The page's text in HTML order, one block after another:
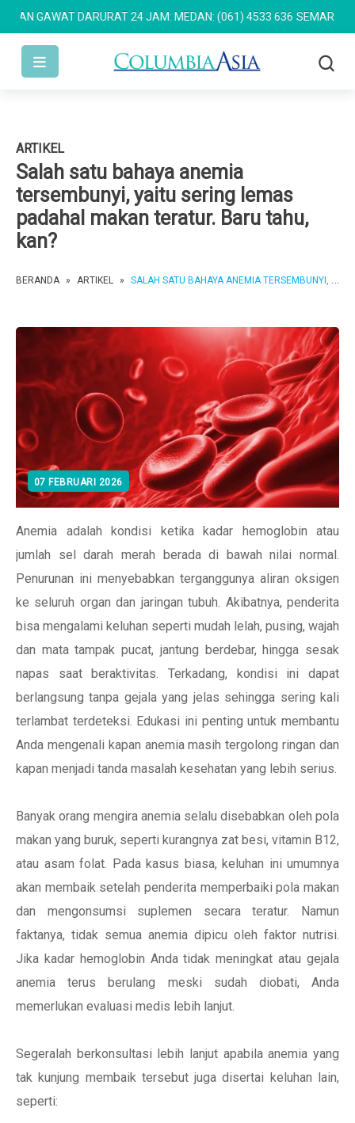
GAWAT DARURAT 24 JAM: MEDAN: (061) 4533 636 SEMARANG:
ARTIKEL
Salah satu bahaya anemia
tersembunyi, yaitu sering lemas
padahal makan teratur. Baru tahu,
kan?
BERANDA » ARTIKEL » SALAH SATU BAHAYA ANEMIA TERSEMBUNYI, YAITU SERING LEMAS PADAHAL MAKAN TERATUR. BARU TAHU, KAN?
07 FEBRUARI 2026
Anemia adalah kondisi ketika kadar hemoglobin atau
jumlah sel darah merah berada di bawah nilai normal.
Penurunan ini menyebabkan terganggunya aliran oksigen
ke seluruh organ dan jaringan tubuh. Akibatnya, penderita
bisa mengalami keluhan seperti mudah lelah, pusing, wajah
dan mata tampak pucat, jantung berdebar, hingga sesak
napas saat beraktivitas. Terkadang, kondisi ini dapat
berlangsung tanpa gejala yang jelas sehingga sering kali
terlambat terdeteksi. Edukasi ini penting untuk membantu
Anda mengenali kapan anemia masih tergolong ringan dan
kapan menjadi tanda masalah kesehatan yang lebih serius.
Banyak orang mengira anemia selalu disebabkan oleh pola
makan yang buruk, seperti kurangnya zat besi, vitamin B12,
atau asam folat. Pada kasus biasa, keluhan ini umumnya
akan membaik setelah penderita memperbaiki pola makan
dan mengonsumsi suplemen secara teratur. Namun
faktanya, tidak semua anemia dipicu oleh faktor nutrisi.
Jika kadar hemoglobin Anda tidak meningkat atau gejala
anemia terus berulang meski sudah diobati, Anda
memerlukan evaluasi medis lebih lanjut.
Segeralah berkonsultasi lebih lanjut apabila anemia yang
tak kunjung membaik tersebut juga disertai keluhan lain,
seperti: